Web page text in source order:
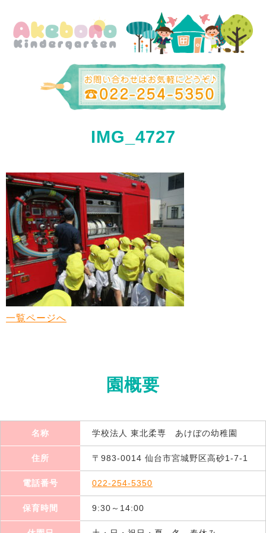
IMG_4727
一覧ページへ
園概要
名称 学校法人 東北柔専 あけぼの幼稚園
住所 〒983-0014 仙台市宮城野区高砂1-7-1
電話番号 022-254-5350
保育時間 9:30～14:00